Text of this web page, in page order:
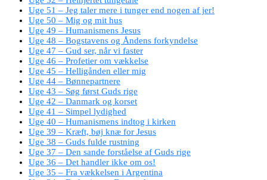
Uge 51 – Jeg taler mere i tunger end nogen af jer!
Uge 50 – Mig og mit hus
Uge 49 – Humanismens Jesus
Uge 48 – Bogstavens og Åndens forkyndelse
Uge 47 – Gud ser, når vi faster
Uge 46 – Profetier om vækkelse
Uge 45 – Helligånden eller mig
Uge 44 – Bønnepartnere
Uge 43 – Søg først Guds rige
Uge 42 – Danmark og korset
Uge 41 – Simpel lydighed
Uge 40 – Humanismens indtog i kirken
Uge 39 – Kræft, bøj knæ for Jesus
Uge 38 – Guds fulde rustning
Uge 37 – Den sande forståelse af Guds rige
Uge 36 – Det handler ikke om os!
Uge 35 – Fra vækkelsen i Argentina